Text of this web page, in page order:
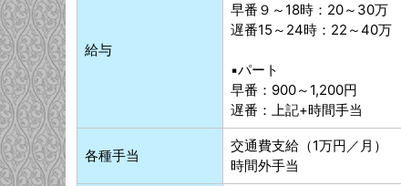
給与
早番９～18時：20～30万
遅番15～24時：22～40万
▪パート
早番：900～1,200円
遅番：上記+時間手当
各種手当
交通費支給（1万円／月）
時間外手当